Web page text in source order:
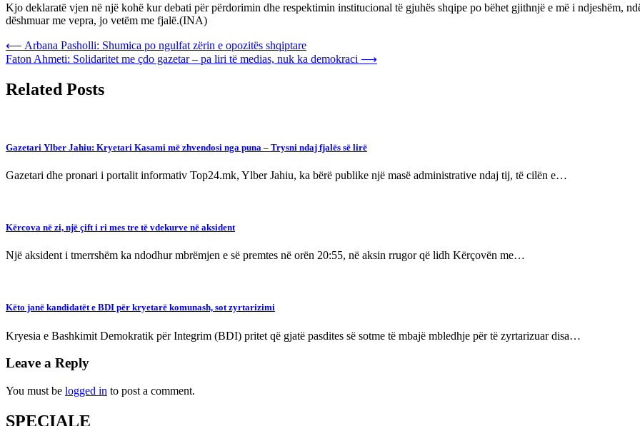
Kjo deklaratë vjen në një kohë kur debati për përdorimin dhe respektimin institucional të gjuhës shqipe po bëhet gjithnjë e më i ndjeshëm,
dëshmuar me vepra, jo vetëm me fjalë.(INA)
Post
navigation
⟵ Arbana Pasholli: Shumica po ngulfat zërin e opozitës shqiptare
Faton Ahmeti: Solidaritet me çdo gazetar – pa liri të medias, nuk ka demokraci ⟶
Related Posts
Gazetari Ylber Jahiu: Kryetari Kasami më zhvendosi nga puna – Trysni ndaj fjalës së lirë
Gazetari dhe pronari i portalit informativ Top24.mk, Ylber Jahiu, ka bërë publike një masë administrative ndaj tij, të cilën e…
Kërcova në zi, një çift i ri mes tre të vdekurve në aksident
Një aksident i tmerrshëm ka ndodhur mbrëmjen e së premtes në orën 20:55, në aksin rrugor që lidh Kërçovën me…
Këto janë kandidatët e BDI për kryetarë komunash, sot zyrtarizimi
Kryesia e Bashkimit Demokratik për Integrim (BDI) pritet që gjatë pasdites së sotme të mbajë mbledhje për të zyrtarizuar disa…
Leave a Reply
You must be logged in to post a comment.
SPECIALE